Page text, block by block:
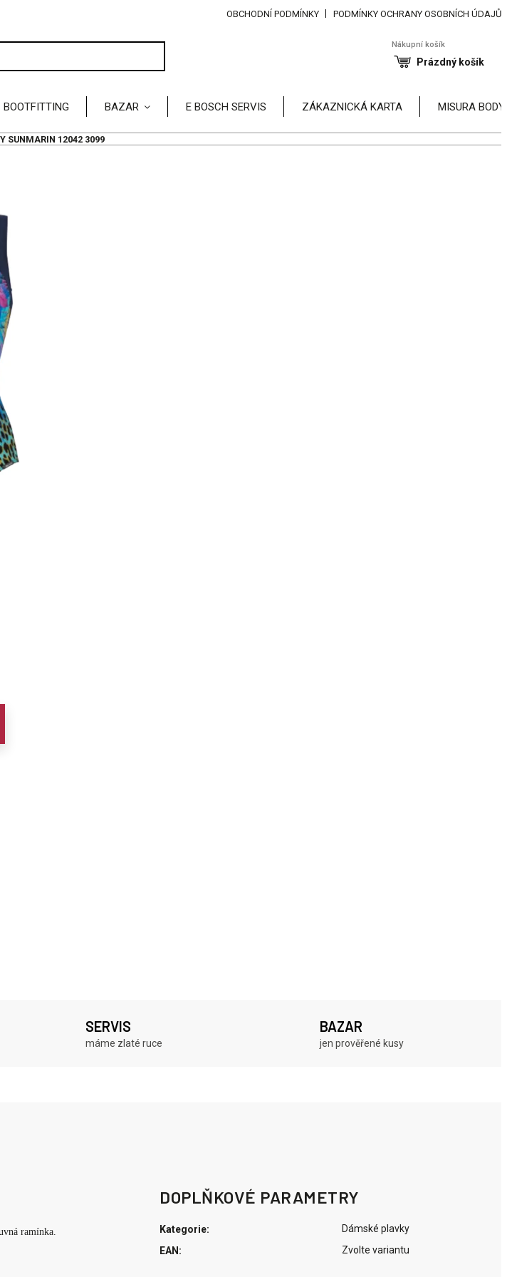
OBCHODNÍ PODMÍNKY PODMÍNKY OCHRANY OSOBNÍCH ÚDAJŮ
Nákupní košík
Prázdný košík
BOOTFITTING BAZAR E BOSCH SERVIS ZÁKAZNICKÁ KARTA MISURA BODY
SUNMARIN 12042 3099
SERVIS
máme zlaté ruce
BAZAR
jen prověřené kusy
ramínka.
DOPLŇKOVÉ PARAMETRY
Kategorie:
Dámské plavky
EAN : Zvolte variantu